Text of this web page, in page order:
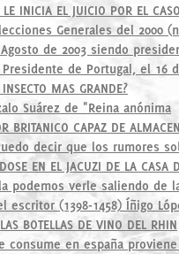
INICIA EL JUICIO POR EL
Generales del 2000
de 2003 siendo
de Portugal, el 16
MAS GRANDE?
Suárez de "Reina anónima
BRITANICO CAPAZ DE
decir que los rumores
EN EL JACUZI DE LA
podemos verle saliendo de
escritor (1398-1458) Íñigo
BOTELLAS DE VINO DEL RHIN
consume en españa